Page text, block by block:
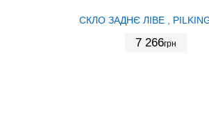
СКЛО ЗАДНЄ ЛІВЕ ,
7 266грн